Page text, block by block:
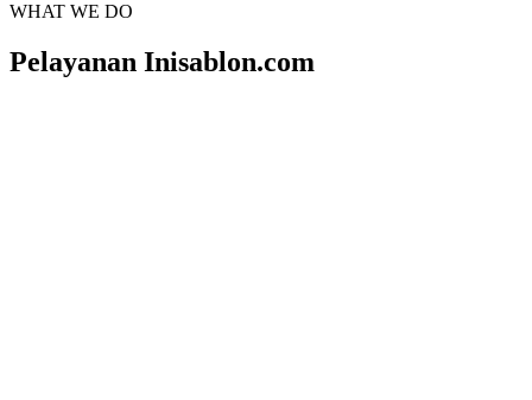
WHAT WE DO
Pelayanan Inisablon.com